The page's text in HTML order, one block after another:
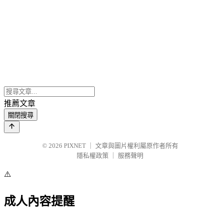
推薦文章
關閉搜尋
© 2026 PIXNET
文章與圖片權利屬原作者所有
隱私權政策
服務聲明
⚠️
成人內容提醒